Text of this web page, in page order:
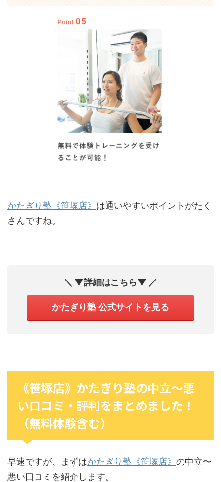
かたぎり塾《笹塚店》 は通いやすいポイントがたく
さんですね。
＼ ▼詳細はこちら▼ ／
かたぎり塾 公式サイトを見る
《笹塚店》かたぎり塾の中立〜悪
い口コミ・評判をまとめました！
（無料体験含む）
早速ですが、まずはかたぎり塾《笹塚店》 の中立〜
悪い口コミを紹介します。